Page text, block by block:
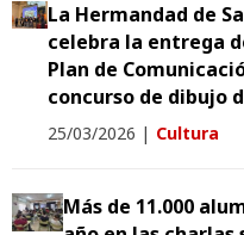
La Hermandad de
celebra la entrega
Plan de
concurso de dibujo
25/03/2026 | Cultura
Más de 11.000